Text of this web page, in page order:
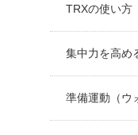
TRXの使い方
集中力を高め
準備運動（ウ